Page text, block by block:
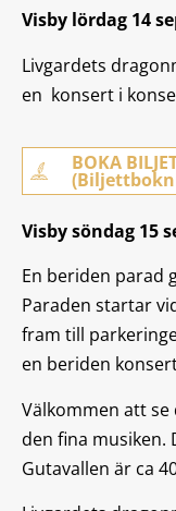
Visby lördag 14
Livgardets
en konsert i
BOKA
Visby söndag 15
En beriden parad
Paraden startar
fram till
en beriden
Välkommen att se
den fina musiken.
Gutavallen är ca